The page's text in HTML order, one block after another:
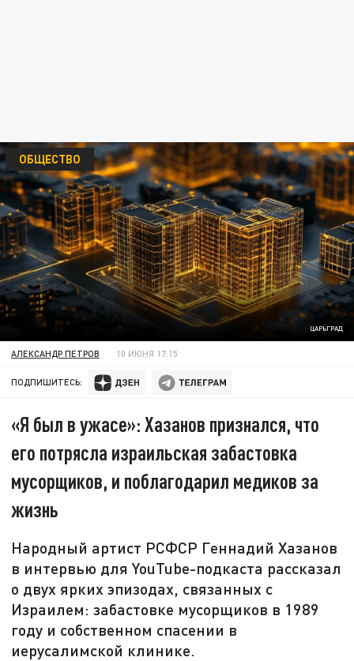
ЦАРЬГРАД
ОБЩЕСТВО
АЛЕКСАНДР ПЕТРОВ 10 ИЮНЯ 17:15
ПОДПИШИТЕСЬ:
«Я был в ужасе»: Хазанов признался, что
его потрясла израильская забастовка
мусорщиков, и поблагодарил медиков за
жизнь
Народный артист РСФСР Геннадий Хазанов
в интервью для YouTube-подкаста рассказал
о двух ярких эпизодах, связанных с
Израилем: забастовке мусорщиков в 1989
году и собственном спасении в
иерусалимской клинике.